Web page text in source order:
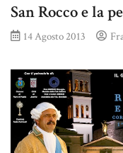
San Rocco e la
14 Agosto 2013